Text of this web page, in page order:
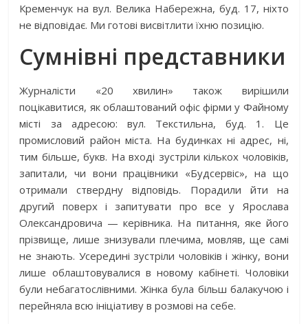
Кременчук на вул. Велика Набережна, буд. 17, ніхто
не відповідає. Ми готові висвітлити їхню позицію.
Сумнівні представники
Журналісти «20 хвилин» також вирішили
поцікавитися, як облаштований офіс фірми у Файному
місті за адресою: вул. Текстильна, буд. 1. Це
промисловий район міста. На будинках ні адрес, ні,
тим більше, букв. На вході зустріли кількох чоловіків,
запитали, чи вони працівники «Будсервіс», на що
отримали ствердну відповідь. Порадили йти на
другий поверх і запитувати про все у Ярослава
Олександровича — керівника. На питання, яке його
прізвище, лише знизували плечима, мовляв, ще самі
не знають. Усередині зустріли чоловіків і жінку, вони
лише облаштовувалися в новому кабінеті. Чоловіки
були небагатослівними. Жінка була більш балакучою і
перейняла всю ініціативу в розмові на себе.